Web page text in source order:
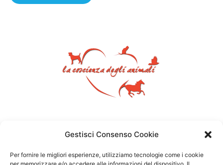
Gestisci Consenso Cookie
Per fornire le migliori esperienze, utilizziamo tecnologie come i cookie